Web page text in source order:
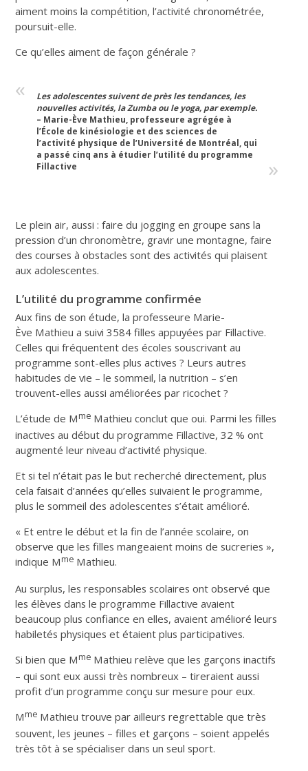
aiment moins la compétition, l’activité chronométrée,
poursuit-elle.
Ce qu’elles aiment de façon générale ?
Les adolescentes suivent de près les tendances, les
nouvelles activités, la Zumba ou le yoga, par exemple.
– Marie-Ève Mathieu, professeure agrégée à
l’École de kinésiologie et des sciences de
l’activité physique de l’Université de Montréal, qui
a passé cinq ans à étudier l’utilité du programme
Fillactive
Le plein air, aussi : faire du jogging en groupe sans la
pression d’un chronomètre, gravir une montagne, faire
des courses à obstacles sont des activités qui plaisent
aux adolescentes.
L’utilité du programme confirmée
Aux fins de son étude, la professeure Marie-
Ève Mathieu a suivi 3584 filles appuyées par Fillactive.
Celles qui fréquentent des écoles souscrivant au
programme sont-elles plus actives ? Leurs autres
habitudes de vie – le sommeil, la nutrition – s’en
trouvent-elles aussi améliorées par ricochet ?
L’étude de Mme Mathieu conclut que oui. Parmi les filles
inactives au début du programme Fillactive, 32 % ont
augmenté leur niveau d’activité physique.
Et si tel n’était pas le but recherché directement, plus
cela faisait d’années qu’elles suivaient le programme,
plus le sommeil des adolescentes s’était amélioré.
« Et entre le début et la fin de l’année scolaire, on
observe que les filles mangeaient moins de sucreries »,
indique Mme Mathieu.
Au surplus, les responsables scolaires ont observé que
les élèves dans le programme Fillactive avaient
beaucoup plus confiance en elles, avaient amélioré leurs
habiletés physiques et étaient plus participatives.
Si bien que Mme Mathieu relève que les garçons inactifs
– qui sont eux aussi très nombreux – tireraient aussi
profit d’un programme conçu sur mesure pour eux.
Mme Mathieu trouve par ailleurs regrettable que très
souvent, les jeunes – filles et garçons – soient appelés
très tôt à se spécialiser dans un seul sport.